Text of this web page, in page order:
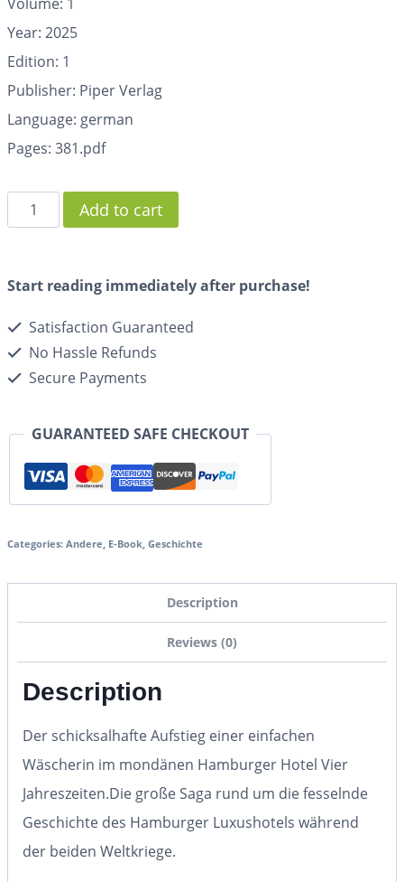
Year: 2025
Edition: 1
Publisher: Piper Verlag
Language: german
Pages: 381.pdf
Add to cart
Start reading immediately after purchase!
Satisfaction Guaranteed
No Hassle Refunds
Secure Payments
GUARANTEED SAFE CHECKOUT
Categories: Andere, E-Book, Geschichte
Description
Reviews (0)
Description
Der schicksalhafte Aufstieg einer einfachen
Wäscherin im mondänen Hamburger Hotel Vier
Jahreszeiten.Die große Saga rund um die fesselnde
Geschichte des Hamburger Luxushotels während
der beiden Weltkriege.